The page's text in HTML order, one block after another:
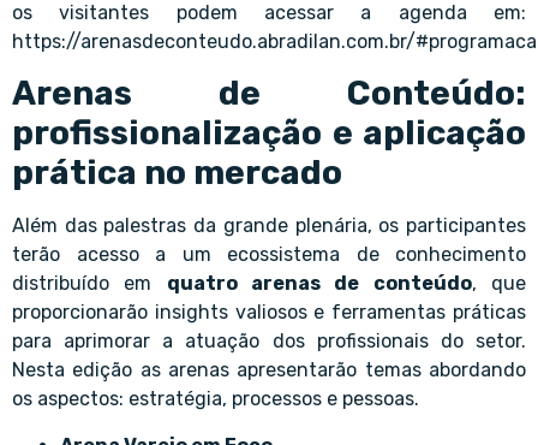
os visitantes podem acessar a agenda em:
https://arenasdeconteudo.abradilan.com.br/
Arenas de Conteúdo:
profissionalização e aplicação
prática no mercado
Além das palestras da grande plenária, os participantes
terão acesso a um ecossistema de conhecimento
distribuído em quatro arenas de conteúdo, que
proporcionarão insights valiosos e ferramentas práticas
para aprimorar a atuação dos profissionais do setor.
Nesta edição as arenas apresentarão temas abordando
os aspectos: estratégia, processos e pessoas.